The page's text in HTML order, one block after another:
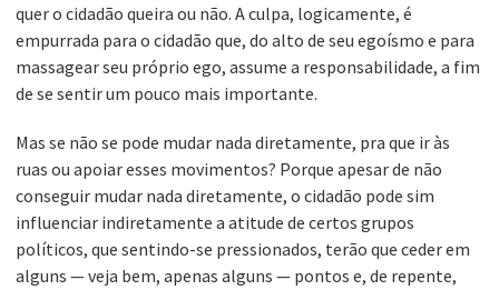
quer o cidadão queira ou não. A culpa, logicamente, é
empurrada para o cidadão que, do alto de seu egoísmo e para
massagear seu próprio ego, assume a responsabilidade, a fim
de se sentir um pouco mais importante.
Mas se não se pode mudar nada diretamente, pra que ir às
ruas ou apoiar esses movimentos? Porque apesar de não
conseguir mudar nada diretamente, o cidadão pode sim
influenciar indiretamente a atitude de certos grupos
políticos, que sentindo-se pressionados, terão que ceder em
alguns — veja bem, apenas alguns — pontos e, de repente,